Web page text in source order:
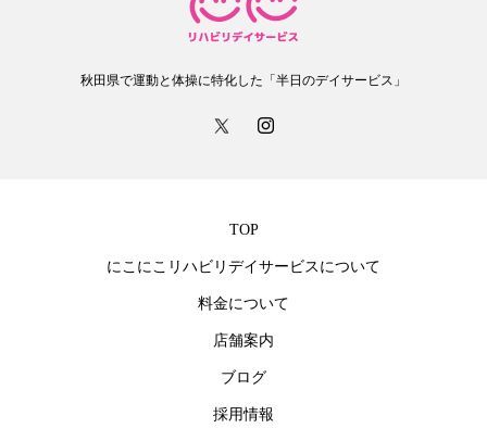
秋田県で運動と体操に特化した「半日のデイサービス」
TOP
にこにこリハビリデイサービスについて
料金について
店舗案内
ブログ
採用情報